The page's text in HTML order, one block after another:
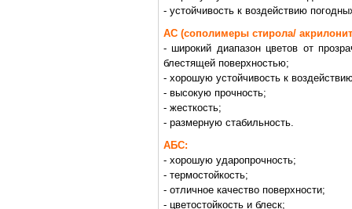
- устойчивость к воздействию
АС (сополимеры стирола/
- широкий диапазон цветов от
блестящей поверхностью;
- хорошую устойчивость к
- высокую прочность;
- жесткость;
- размерную стабильность.
АБС:
- хорошую ударопрочность;
- термостойкость;
- отличное качество поверхности;
- цветостойкость и блеск;